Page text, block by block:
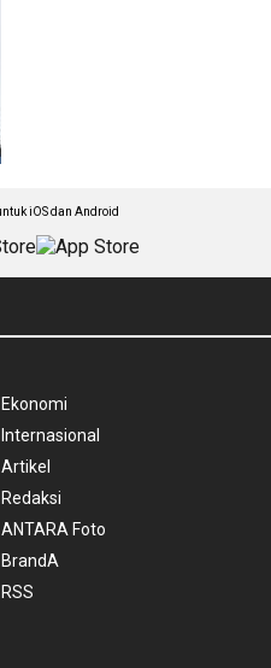
iOS dan Android
Ekonomi
Internasional
Artikel
Redaksi
ANTARA Foto
BrandA
RSS